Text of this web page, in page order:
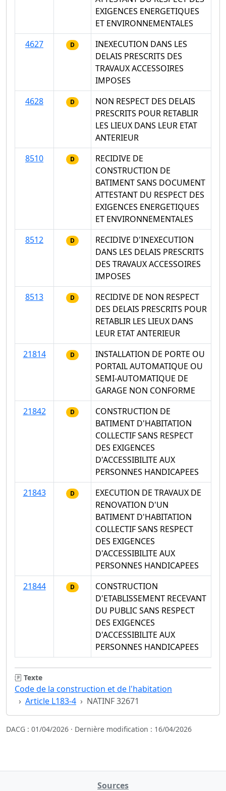
EXIGENCES ENERGETIQUES
ET ENVIRONNEMENTALES
4627
D
INEXECUTION DANS LES
DELAIS PRESCRITS DES
TRAVAUX ACCESSOIRES
IMPOSES
4628
D
NON RESPECT DES DELAIS
PRESCRITS POUR RETABLIR
LES LIEUX DANS LEUR ETAT
ANTERIEUR
8510
D
RECIDIVE DE
CONSTRUCTION DE
BATIMENT SANS DOCUMENT
ATTESTANT DU RESPECT DES
EXIGENCES ENERGETIQUES
ET ENVIRONNEMENTALES
8512
D
RECIDIVE D'INEXECUTION
DANS LES DELAIS PRESCRITS
DES TRAVAUX ACCESSOIRES
IMPOSES
8513
D
RECIDIVE DE NON RESPECT
DES DELAIS PRESCRITS POUR
RETABLIR LES LIEUX DANS
LEUR ETAT ANTERIEUR
21814
D
INSTALLATION DE PORTE OU
PORTAIL AUTOMATIQUE OU
SEMI-AUTOMATIQUE DE
GARAGE NON CONFORME
21842
D
CONSTRUCTION DE
BATIMENT D'HABITATION
COLLECTIF SANS RESPECT
DES EXIGENCES
D'ACCESSIBILITE AUX
PERSONNES HANDICAPEES
21843
D
EXECUTION DE TRAVAUX DE
RENOVATION D'UN
BATIMENT D'HABITATION
COLLECTIF SANS RESPECT
DES EXIGENCES
D'ACCESSIBILITE AUX
PERSONNES HANDICAPEES
21844
D
CONSTRUCTION
D'ETABLISSEMENT RECEVANT
DU PUBLIC SANS RESPECT
DES EXIGENCES
D'ACCESSIBILITE AUX
PERSONNES HANDICAPEES
Texte
Code de la construction et de l'habitation
Article L183-4
NATINF 32671
DACG : 01/04/2026 · Dernière modification : 16/04/2026
Sources